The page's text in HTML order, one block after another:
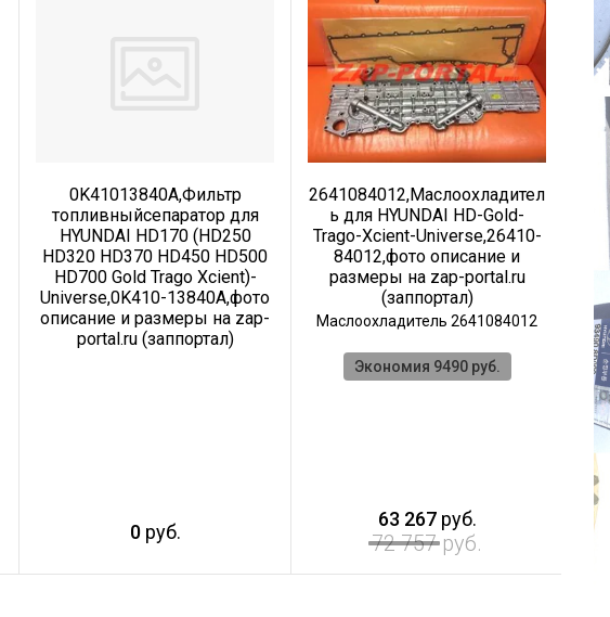
0K41013840A,Фильтр
топливныйсепаратор для
HYUNDAI HD170 (HD250
HD320 HD370 HD450 HD500
HD700 Gold Trago Xcient)-
Universe,0K410-13840A,фото
описание и размеры на zap-
portal.ru (заппортал)
0руб.
2641084012,Маслоохладител
ь для HYUNDAI HD-Gold-
Trago-Xcient-Universe,26410-
84012,фото описание и
размеры на zap-portal.ru
(заппортал)
Маслоохладитель 2641084012
Экономия 9490 руб.
63 267руб.
72 757руб.